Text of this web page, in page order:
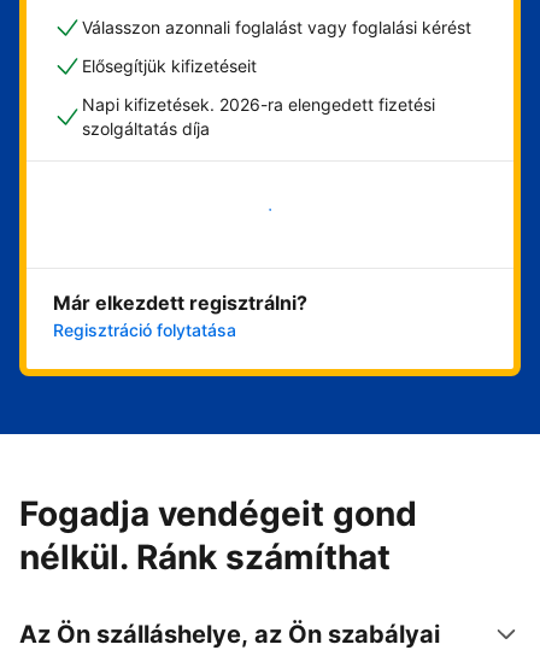
Válasszon azonnali foglalást vagy foglalási kérést
Elősegítjük kifizetéseit
Napi kifizetések. 2026-ra elengedett fizetési
szolgáltatás díja
Vágjon bele most
Már elkezdett regisztrálni?
Regisztráció folytatása
Fogadja vendégeit gond
nélkül. Ránk számíthat
Az Ön szálláshelye, az Ön szabályai